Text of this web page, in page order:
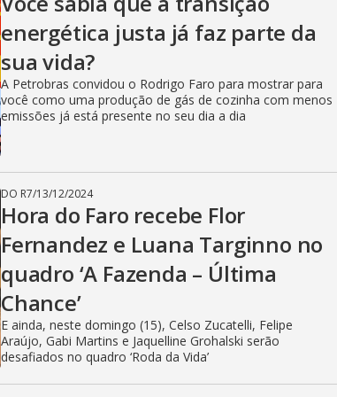
energética justa já faz parte da
sua vida?
A Petrobras convidou o Rodrigo Faro para mostrar para
você como uma produção de gás de cozinha com menos
emissões já está presente no seu dia a dia
DO R7/13/12/2024
Hora do Faro recebe Flor
Fernandez e Luana Targinno no
quadro ‘A Fazenda – Última
Chance’
E ainda, neste domingo (15), Celso Zucatelli, Felipe
Araújo, Gabi Martins e Jaquelline Grohalski serão
desafiados no quadro ‘Roda da Vida’